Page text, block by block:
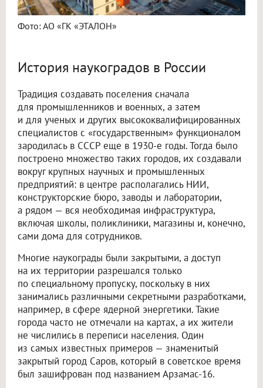
Фото: АО «ГК «ЭТАЛОН»
История наукоградов в России
Традиция создавать поселения сначала
для промышленников и военных, а затем
и для ученых и других высококвалифицированных
специалистов с «государственным» функционалом
зародилась в СССР еще в 1930-е годы. Тогда было
построено множество таких городов, их создавали
вокруг крупных научных и промышленных
предприятий: в центре располагались НИИ,
конструкторские бюро, заводы и лаборатории,
а рядом — вся необходимая инфраструктура,
включая школы, поликлиники, магазины и, конечно,
сами дома для сотрудников.
Многие наукограды были закрытыми, а доступ
на их территории разрешался только
по специальному пропуску, поскольку в них
занимались различными секретными разработками,
например, в сфере ядерной энергетики. Такие
города часто не отмечали на картах, а их жители
не числились в переписи населения. Один
из самых известных примеров — знаменитый
закрытый город Саров, который в советское время
был зашифрован под названием Арзамас-16.